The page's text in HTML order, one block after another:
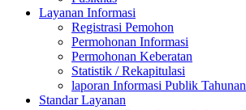
Layanan Informasi
Registrasi Pemohon
Permohonan Informasi
Permohonan Keberatan
Statistik / Rekapitulasi
laporan Informasi Publik Tahunan
Standar Layanan